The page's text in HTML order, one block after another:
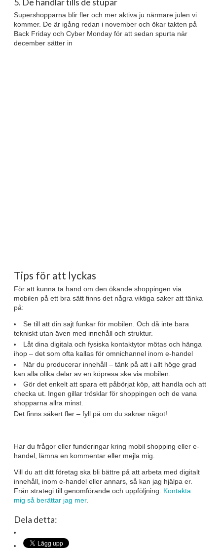
Supershopparna blir fler och mer aktiva ju närmare julen vi
kommer. De är igång redan i november och ökar takten på
Back Friday och Cyber Monday för att sedan spurta när
december sätter in
Tips för att lyckas
För att kunna ta hand om den ökande shoppingen via
mobilen på ett bra sätt finns det några viktiga saker att tänka
på:
Se till att din sajt funkar för mobilen. Och då inte bara
tekniskt utan även med innehåll och struktur.
Låt dina digitala och fysiska kontaktytor mötas och hänga
ihop – det som ofta kallas för omnichannel inom e-handel
När du producerar innehåll – tänk på att i allt höge grad
kan alla olika delar av en köpresa ske via mobilen.
Gör det enkelt att spara ett påbörjat köp, att handla och att
checka ut. Ingen gillar trösklar för shoppingen och de vana
shopparna allra minst.
Det finns säkert fler – fyll på om du saknar något!
Har du frågor eller funderingar kring mobil shopping eller e-
handel, lämna en kommentar eller mejla mig.
Vill du att ditt företag ska bli bättre på att arbeta med digitalt
innehåll, inom e-handel eller annars, så kan jag hjälpa er.
Från strategi till genomförande och uppföljning. Kontakta
mig så berättar jag mer.
Dela detta: